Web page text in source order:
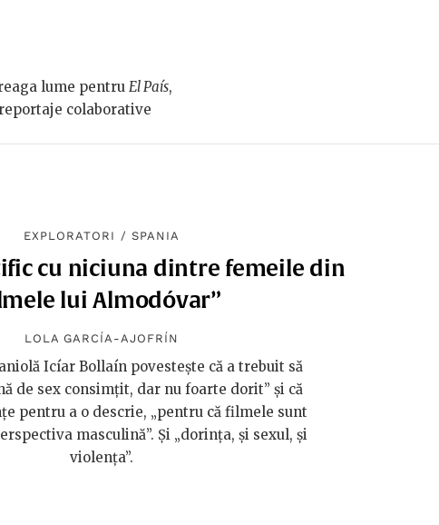
lume pentru El País,
colaborative
EXPLORATORI / SPANIA
cu niciuna dintre femeile din
lui Almodóvar”
LOLA GARCÍA-AJOFRÍN
Icíar Bollaín povestește că a trebuit să
de sex consimțit, dar nu foarte dorit” și că
pentru a o descrie, „pentru că filmele sunt
masculină”. Și „dorința, și sexul, și
violența”.